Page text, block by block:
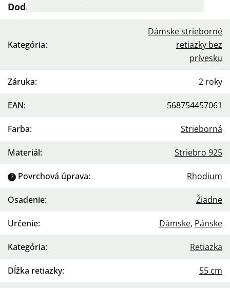
Dodatočné parametre
Kategória:
Dámske strieborné
retiazky bez
prívesku
Záruka: 2 roky
EAN: 568754457061
Farba: Strieborná
Materiál: Striebro 925
? Povrchová úprava: Rhodium
Osadenie: Žiadne
Určenie: Dámske, Pánske
Kategória: Retiazka
Dĺžka retiazky: 55 cm